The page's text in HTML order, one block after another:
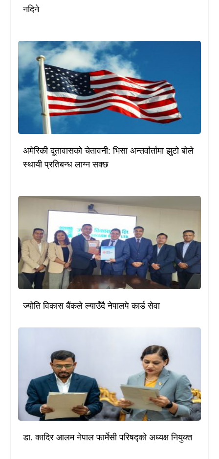
नदिने
अमेरिकी दूतावासको चेतावनी: भिसा अन्तर्वार्तामा झुटो बोले
स्थायी प्रतिबन्ध लाग्न सक्छ
ज्योति विकास बैंकले ल्याउँदै नेपालपे कार्ड सेवा
डा. कादिर आलम नेपाल फार्मेसी परिषद्को अध्यक्ष नियुक्त